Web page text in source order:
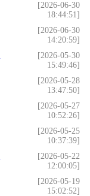
[2026-06-30
18:44:51]
[2026-06-30
14:20:59]
[2026-05-30
15:49:46]
[2026-05-28
13:47:50]
[2026-05-27
10:52:26]
[2026-05-25
10:37:39]
[2026-05-22
12:00:05]
[2026-05-19
15:02:52]